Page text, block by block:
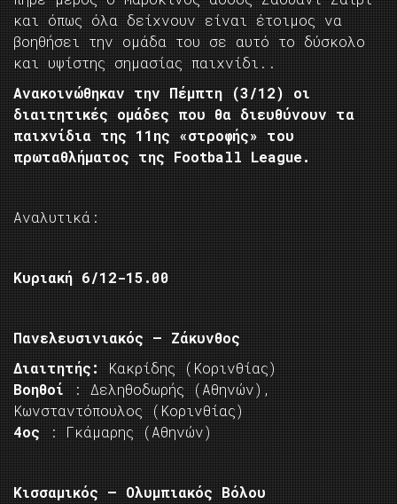
και όπως όλα δείχνουν είναι έτοιμος να
βοηθήσει την ομάδα του σε αυτό το δύσκολο
και υψίστης σημασίας παιχνίδι..
Ανακοινώθηκαν την Πέμπτη (3/12) οι
διαιτητικές ομάδες που θα διευθύνουν τα
παιχνίδια της 11ης «στροφής» του
πρωταθλήματος της Football League.
Αναλυτικά:
Κυριακή 6/12-15.00
Πανελευσινιακός – Ζάκυνθος
Διαιτητής:
Κακρίδης (Κορινθίας)
Βοηθοί : Δεληθοδωρής (Αθηνών),
Κωνσταντόπουλος (Κορινθίας)
4ος : Γκάμαρης (Αθηνών)
Κισσαμικός – Ολυμπιακός Βόλου